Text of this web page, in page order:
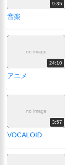
9:35
音楽
no image
24:10
アニメ
no image
3:57
VOCALOID